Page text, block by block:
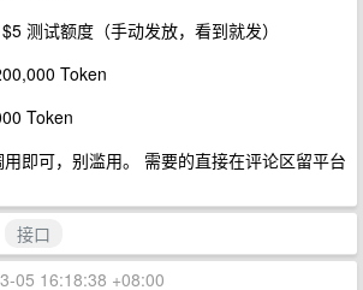
测试额度（手动发放，看到就发）
Token
Token
即可，别滥用。 需要的直接在评论区留平台
接口
05 16:18:38 +08:00